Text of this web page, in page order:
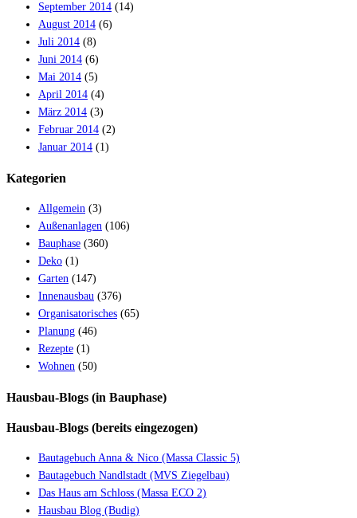
September 2014 (14)
August 2014 (6)
Juli 2014 (8)
Juni 2014 (6)
Mai 2014 (5)
April 2014 (4)
März 2014 (3)
Februar 2014 (2)
Januar 2014 (1)
Kategorien
Allgemein (3)
Außenanlagen (106)
Bauphase (360)
Deko (1)
Garten (147)
Innenausbau (376)
Organisatorisches (65)
Planung (46)
Rezepte (1)
Wohnen (50)
Hausbau-Blogs (in Bauphase)
Hausbau-Blogs (bereits eingezogen)
Bautagebuch Anna & Nico (Massa Classic 5)
Bautagebuch Nandlstadt (MVS Ziegelbau)
Das Haus am Schloss (Massa ECO 2)
Hausbau Blog (Budig)